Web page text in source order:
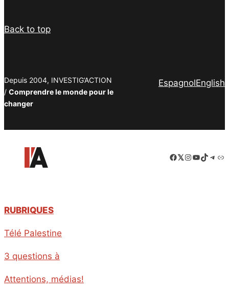
Back to top
Depuis 2004, INVESTIG’ACTION
/ Comprendre le monde pour le
changer
EspagnolEnglish
Facebook
LinkedIn
Instagram
YouTube
TikTok
RUBRIQUES
Télé Palestine
3 questions à
Attentions, médias!